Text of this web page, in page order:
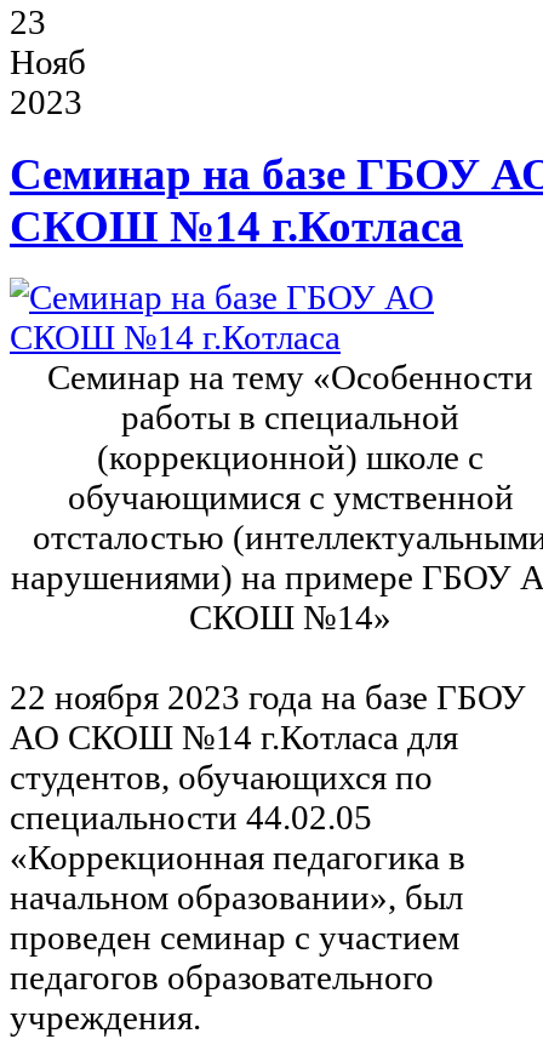
23
Нояб
2023
Семинар на базе ГБОУ
СКОШ №14 г.Котласа
Семинар на тему «Особенности
работы в специальной
(коррекционной) школе с
обучающимися с умственной
отсталостью
нарушениями) на примере ГБОУ
СКОШ №14»
22 ноября 2023 года на базе ГБОУ
АО СКОШ №14 г.Котласа для
студентов, обучающихся по
специальности 44.02.05
«Коррекционная педагогика в
начальном образовании», был
проведен семинар с участием
педагогов образовательного
учреждения.